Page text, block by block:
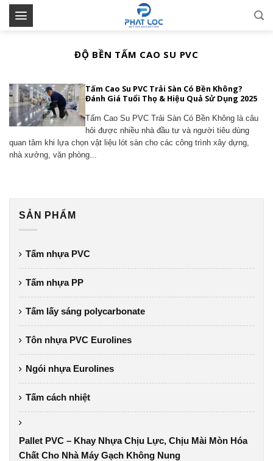
Skip
ĐỘ BỀN TẤM CAO SU PVC
SẢN PHẨM
Tấm nhựa PVC
Tấm nhựa PP
Tấm lấy sáng polycarbonate
Tôn nhựa PVC Eurolines
Ngói nhựa Eurolines
Tấm cách nhiệt
Pallet PVC – Khay Nhựa Chịu Lực, Chịu Mài Mòn Hóa
Chất Cho Nhà Máy Gạch Không Nung
Tấm Cao Su PVC Trải Sàn Có Bền Không?
Đánh Giá Tuổi Thọ & Hiệu Quả Sử Dụng 2025
Tấm Cao Su PVC Trải Sàn Có Bền Không là câu
hỏi được nhiều nhà đầu tư và người tiêu dùng
quan tâm khi lựa chọn vật liệu lót sàn cho các công trình xây dựng,
nhà xưởng, văn phòng...